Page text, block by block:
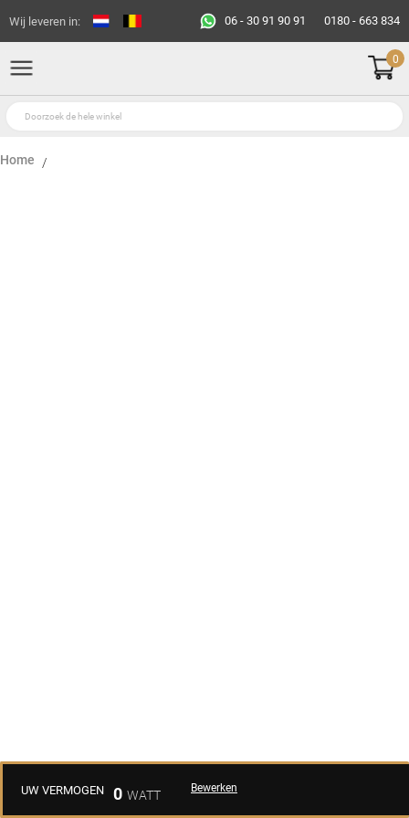
Wij leveren in: 06 - 30 91 90 91 0180 - 663 834
0
Home
UW VERMOGEN 0 Bewerken